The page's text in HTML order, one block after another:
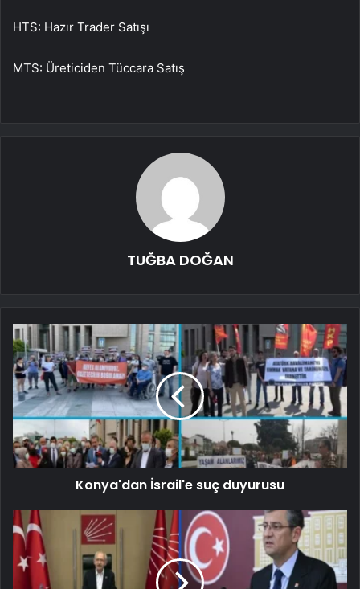
HTS: Hazır Trader Satışı
MTS: Üreticiden Tüccara Satış
TUĞBA DOĞAN
Konya'dan İsrail'e suç duyurusu